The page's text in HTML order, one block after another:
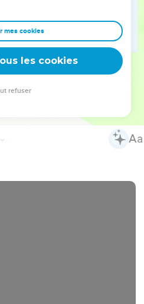
avec les idoles ? Je lui
je serai pour lui comme un
que tu recevras ton fruit.
ces choses ! Que celui qui
En effet, les voies de l'Eternel
mes cookies
les cookies
refuser